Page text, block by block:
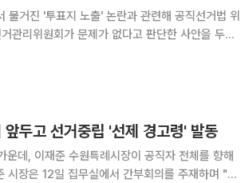
불거진 '투표지 노출' 논란과 관련해 공직선거법 위
관리위원회가 문제가 없다고 판단한 사안을 두고
두고 선거중립 '선제 경고령' 발동
데, 이재준 수원특례시장이 공직자 전체를 향해